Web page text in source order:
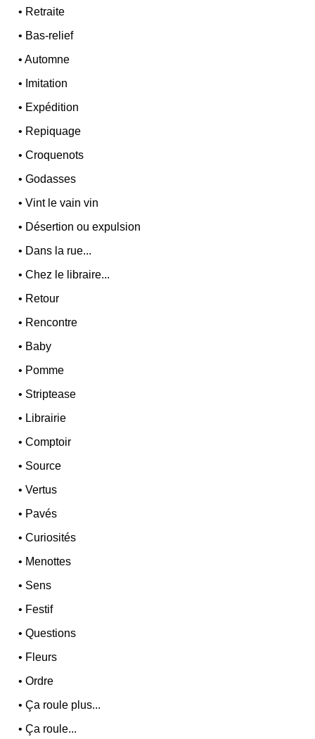
• Retraite
• Bas-relief
•Automne
• Imitation
• Expédition
• Repiquage
•Croquenots
•Godasses
•Vint le vain vin
• Désertion ou expulsion
• Dans la rue...
•Chez le libraire...
• Retour
• Rencontre
• Baby
• Pomme
• Striptease
• Librairie
•Comptoir
• Source
•Vertus
• Pavés
•Curiosités
• Menottes
• Sens
• Festif
•Questions
• Fleurs
•Ordre
•Ça roule plus...
•Ça roule...